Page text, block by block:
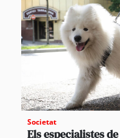
Societat
Els especialistes